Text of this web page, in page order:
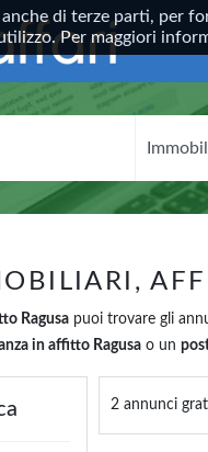
di terze parti, per
Per maggiori
Ragusa puoi trovare gli
in affitto Ragusa o un
2 annunci